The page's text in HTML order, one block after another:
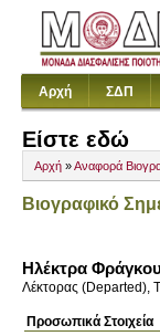
Αρχή ΣΔΠ
Είστε εδώ
Αρχή »Αναφορά
Βιογραφικό
Ηλέκτρα Φράγκου
Λέκτορας (Departed),
Προσωπικά Στοιχεία